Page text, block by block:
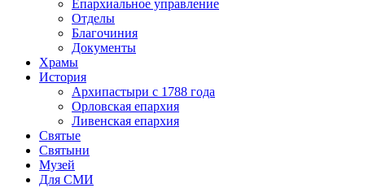
Епархиальное управление
Отделы
Благочиния
Документы
Храмы
История
Архипастыри с 1788 года
Орловская епархия
Ливенская епархия
Святые
Святыни
Музей
Для СМИ